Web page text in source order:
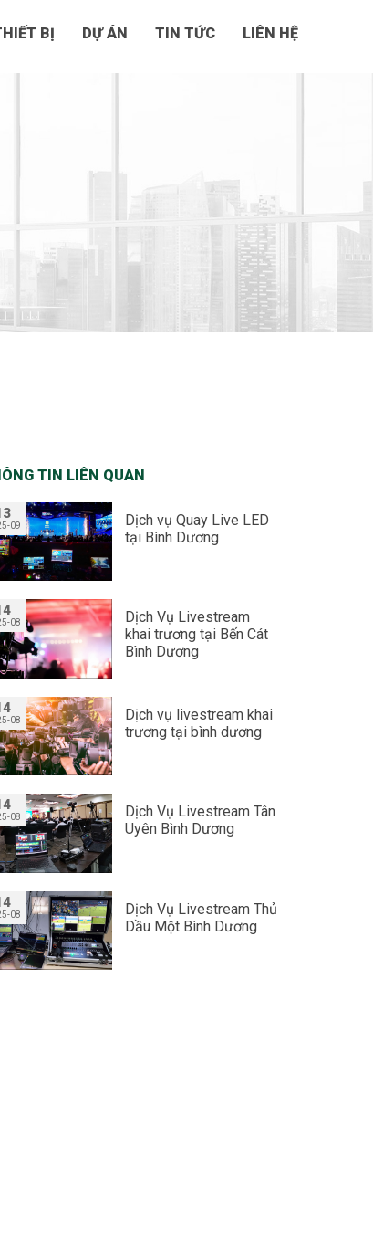
BỊ DỰ ÁN TIN TỨC LIÊN HỆ
TIN LIÊN QUAN
09
Dịch vụ Quay Live LED
tại Bình Dương
08
Dịch Vụ Livestream
khai trương tại Bến Cát
Bình Dương
08
Dịch vụ livestream khai
trương tại bình dương
08
Dịch Vụ Livestream Tân
Uyên Bình Dương
08
Dịch Vụ Livestream Thủ
Dầu Một Bình Dương